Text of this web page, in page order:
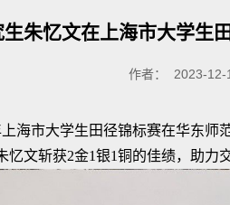
朱忆文在上海市大学生
作者： 2023-12-
上海市大学生田径锦标赛在华东
忆文斩获2金1银1铜的佳绩，助力